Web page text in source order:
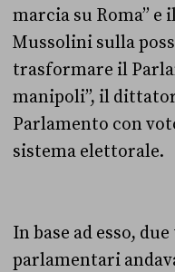
marcia su Roma” e
Mussolini sulla
trasformare il
manipoli”, il
Parlamento con
sistema elettorale.
In base ad esso, due
parlamentari